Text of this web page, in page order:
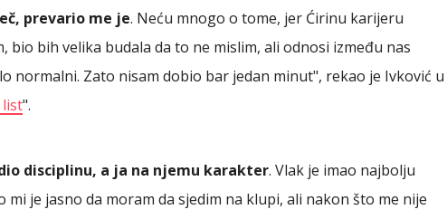
prevario me je. Neću mnogo o tome, jer Ćirinu karijeru
bio bih velika budala da to ne mislim, ali odnosi između nas
normalni. Zato nisam dobio bar jedan minut", rekao je Ivković u
list".
disciplinu, a ja na njemu karakter. Vlak je imao najbolju
mi je jasno da moram da sjedim na klupi, ali nakon što me nije